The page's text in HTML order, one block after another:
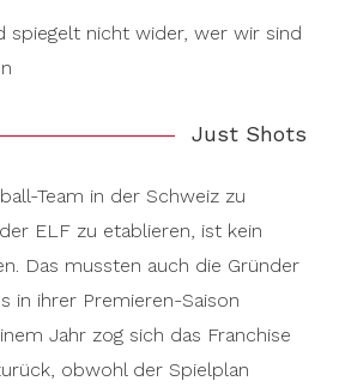
spiegelt nicht wider, wer wir sind
Just Shots
Team in der Schweiz zu
ELF zu etablieren, ist kein
Das mussten auch die Gründer
in ihrer Premieren-Saison
Jahr zog sich das Franchise
obwohl der Spielplan